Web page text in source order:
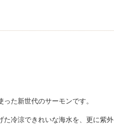
使った新世代のサーモンです。
た冷涼できれいな海水を、更に紫外